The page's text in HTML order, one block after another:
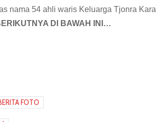
nama 54 ahli waris Keluarga Tjonra
DI BAWAH INI…
FOTO